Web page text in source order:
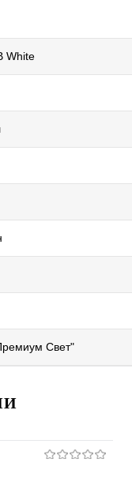
White
Свет"